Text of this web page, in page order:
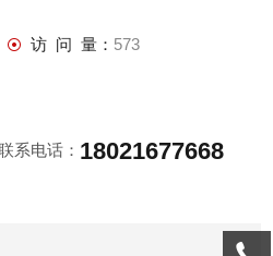
访 问 量： 573
系电话： 18021677668